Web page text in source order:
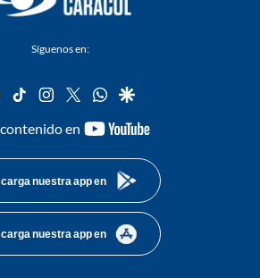
Síguenos en:
facebook
tiktok instagram
twitterwhatsapp
google
en
youtube-
nuestra app en
nuestra app en